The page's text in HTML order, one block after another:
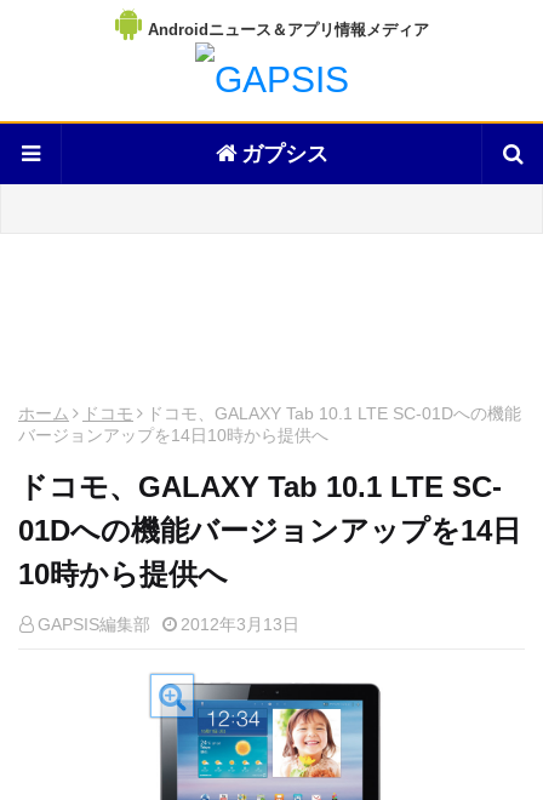
Androidニュース＆アプリ情報メディア
ガプシス
ホーム ドコモ
ドコモ、GALAXY Tab 10.1 LTE SC-01Dへの機能
バージョンアップを14日10時から提供へ
ドコモ、GALAXY Tab 10.1 LTE SC-
01Dへの機能バージョンアップを14日
10時から提供へ
GAPSIS編集部 2012年3月13日